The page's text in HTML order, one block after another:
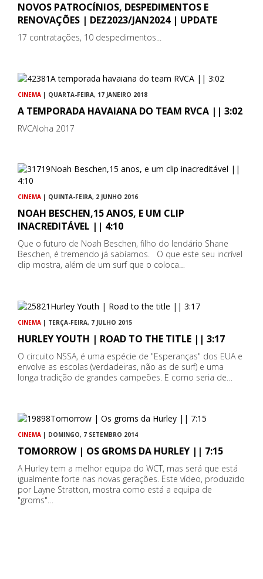
NOVOS PATROCÍNIOS, DESPEDIMENTOS E
RENOVAÇÕES | DEZ2023/JAN2024 | UPDATE
17 contratações, 10 despedimentos...
CINEMA | QUARTA-FEIRA, 17 JANEIRO 2018
A TEMPORADA HAVAIANA DO TEAM RVCA || 3:02
RVCAloha 2017
CINEMA | QUINTA-FEIRA, 2 JUNHO 2016
NOAH BESCHEN,15 ANOS, E UM CLIP
INACREDITÁVEL || 4:10
Que o futuro de Noah Beschen, filho do lendário Shane
Beschen, é tremendo já sabíamos. O que este seu incrível
clip mostra, além de um surf que o coloca…
CINEMA | TERÇA-FEIRA, 7 JULHO 2015
HURLEY YOUTH | ROAD TO THE TITLE || 3:17
O circuito NSSA, é uma espécie de "Esperanças" dos EUA e
envolve as escolas (verdadeiras, não as de surf) e uma
longa tradição de grandes campeões. E como seria de…
CINEMA | DOMINGO, 7 SETEMBRO 2014
TOMORROW | OS GROMS DA HURLEY || 7:15
A Hurley tem a melhor equipa do WCT, mas será que está
igualmente forte nas novas gerações. Este vídeo, produzido
por Layne Stratton, mostra como está a equipa de
"groms"…